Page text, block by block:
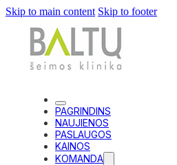
Skip to main content Skip to footer
PAGRINDINS
NAUJIENOS
PASLAUGOS
KAINOS
KOMANDA